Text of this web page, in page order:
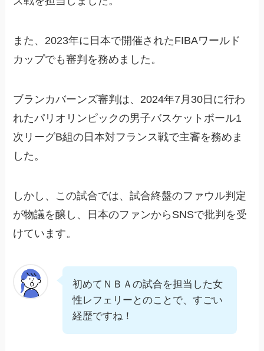
また、2023年に日本で開催されたFIBAワールド
カップでも審判を務めました。
ブランカバーンズ審判は、2024年7月30日に行わ
れたパリオリンピックの男子バスケットボール1
次リーグB組の日本対フランス戦で主審を務めま
した。
しかし、この試合では、試合終盤のファウル判定
が物議を醸し、日本のファンからSNSで批判を受
けています。
初めてＮＢＡの試合を担当した女
性レフェリーとのことで、すごい
経歴ですね！